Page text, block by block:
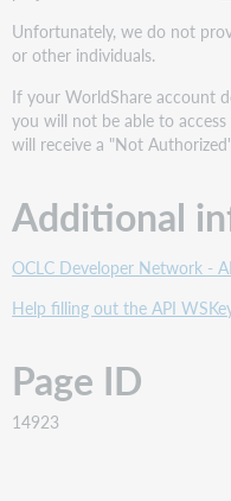
Unfortunately, we do not
or other individuals.
If your WorldShare account
you will not be able to
will receive a "Not
Additional
OCLC Developer Network -
Help filling out the API
Page ID
14923